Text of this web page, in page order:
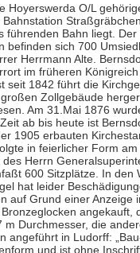
Hoyerswerda O/L
führenden Bahn liegt.
befinden sich 700
Herrmann Alte.
im früheren
seit 1842 führt die
Zollgebäude
Am 31.Mai 1876
ab bis heute ist
1905 erbauten Kirche
in feierlicher Form
des Herrn
600 Sitzplätze. In den
hat leider
auf Grund einer Anzeige
m Durchmesser, die
angeführt in Ludorff:
und ist ohne